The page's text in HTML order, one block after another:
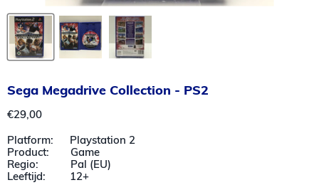
Sega Megadrive Collection - PS2
Huidige prijs
€29,00
Platform: Playstation 2
Product: Game
Regio: Pal (EU)
Leeftijd: 12+